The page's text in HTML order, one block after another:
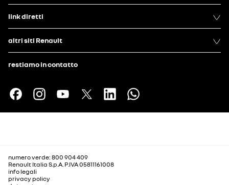
link diretti
altri siti Renault
restiamo in contatto
numero verde: 800 904 409
Renault Italia S.p.A. P.IVA 05811161008
info legali
privacy policy